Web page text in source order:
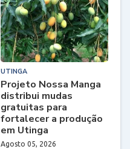
UTINGA
Projeto Nossa Manga
distribui mudas
gratuitas para
fortalecer a produção
em Utinga
Agosto 05, 2026